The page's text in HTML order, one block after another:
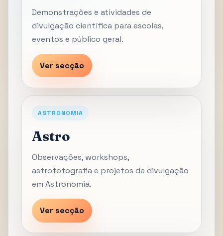
Demonstrações e atividades de
divulgação científica para escolas,
eventos e público geral.
Ver secção
ASTRONOMIA
Astro
Observações, workshops,
astrofotografia e projetos de divulgação
em Astronomia.
Ver secção